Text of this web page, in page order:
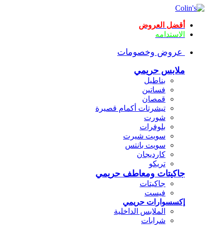
أقضل العروض
الاستدامه
عروض وخصومات
ملابس حريمي
بناطيل
فساتين
قمصان
تيشرتات أكمام قصيرة
شورت
بلوفرات
سويت شيرت
سويت بانتس
كارديجان
تريكو
جاكيتات ومعاطف حريمي
جاكيتات
فيست
إكسسوارات حريمي
الملابس الداخلية
شرابات